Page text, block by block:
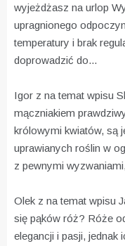
wyjeżdżasz na urlop
upragnionego
temperatury i brak
doprowadzić do...
Igor z na temat wpisu
mączniakiem
królowymi kwiatów, są
uprawianych roślin w
z pewnymi
Olek z na temat wpisu
się pąków róż? Róże
elegancji i pasji, jednak